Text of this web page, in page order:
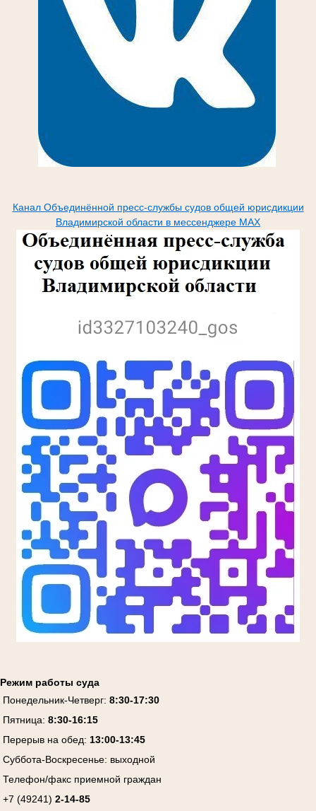
Канал Объединённой пресс-службы судов общей юрисдикции
Владимирской области в мессенджере МАХ
Режим работы суда
Понедельник-Четверг: 8:30-17:30
Пятница: 8:30-16:15
Перерыв на обед: 13:00-13:45
Суббота-Воскресенье: выходной
Телефон/факс приемной граждан
+7 (49241) 2-14-85